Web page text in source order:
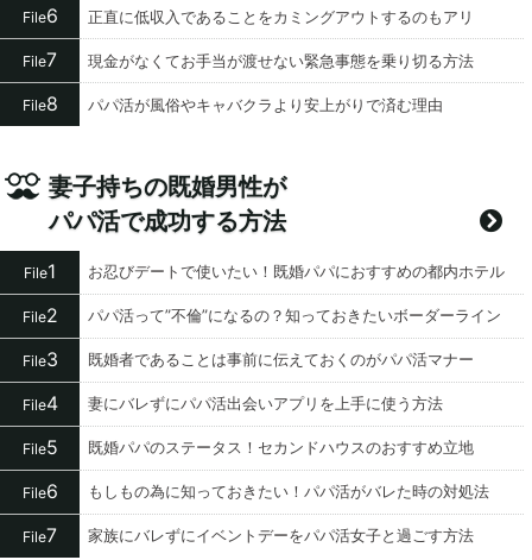
File6 正直に低収入であることをカミングアウトするのもアリ
File7 現金がなくてお手当が渡せない緊急事態を乗り切る方法
File8 パパ活が風俗やキャバクラより安上がりで済む理由
妻子持ちの既婚男性が
パパ活で成功する方法
File1 お忍びデートで使いたい！既婚パパにおすすめの都内ホテル
File2 パパ活って”不倫”になるの？知っておきたいボーダーライン
File3 既婚者であることは事前に伝えておくのがパパ活マナー
File4 妻にバレずにパパ活出会いアプリを上手に使う方法
File5 既婚パパのステータス！セカンドハウスのおすすめ立地
File6 もしもの為に知っておきたい！パパ活がバレた時の対処法
File7 家族にバレずにイベントデーをパパ活女子と過ごす方法